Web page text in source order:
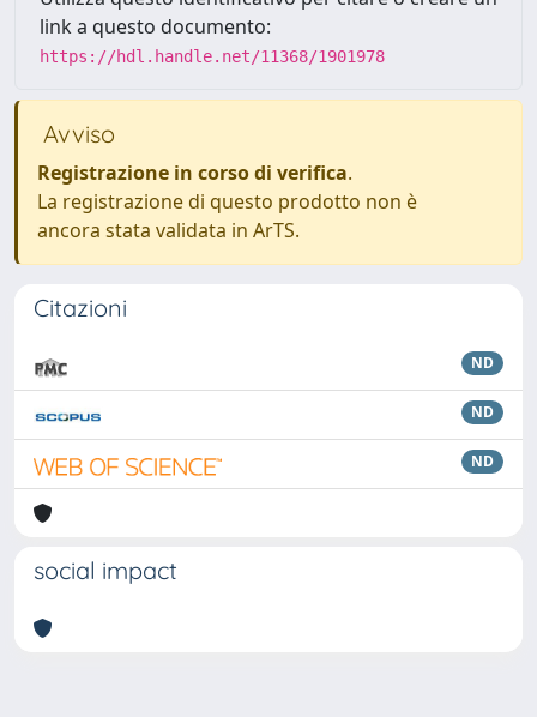
link a questo documento:
https://hdl.handle.net/11368/1901978
Avviso
Registrazione in corso di verifica.
La registrazione di questo prodotto non è
ancora stata validata in ArTS.
Citazioni
ND
ND
ND
social impact